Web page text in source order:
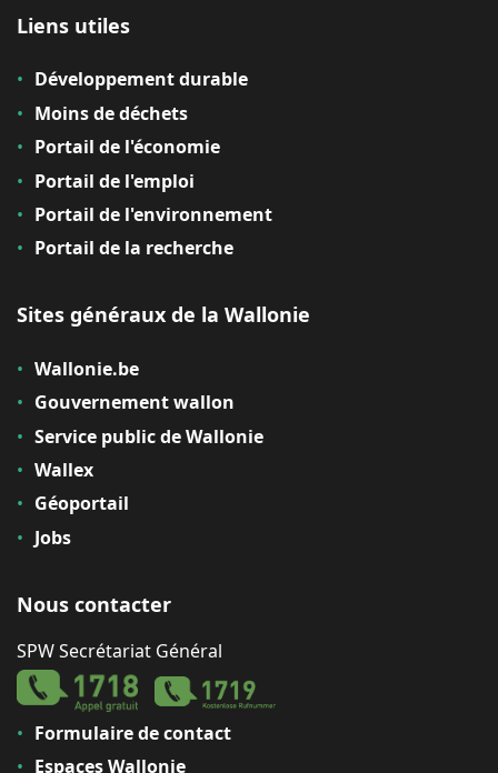
Liens utiles
Développement durable
Moins de déchets
Portail de l'économie
Portail de l'emploi
Portail de l'environnement
Portail de la recherche
Sites généraux de la Wallonie
Wallonie.be
Gouvernement wallon
Service public de Wallonie
Wallex
Géoportail
Jobs
Nous contacter
SPW Secrétariat Général
Formulaire de contact
Espaces Wallonie